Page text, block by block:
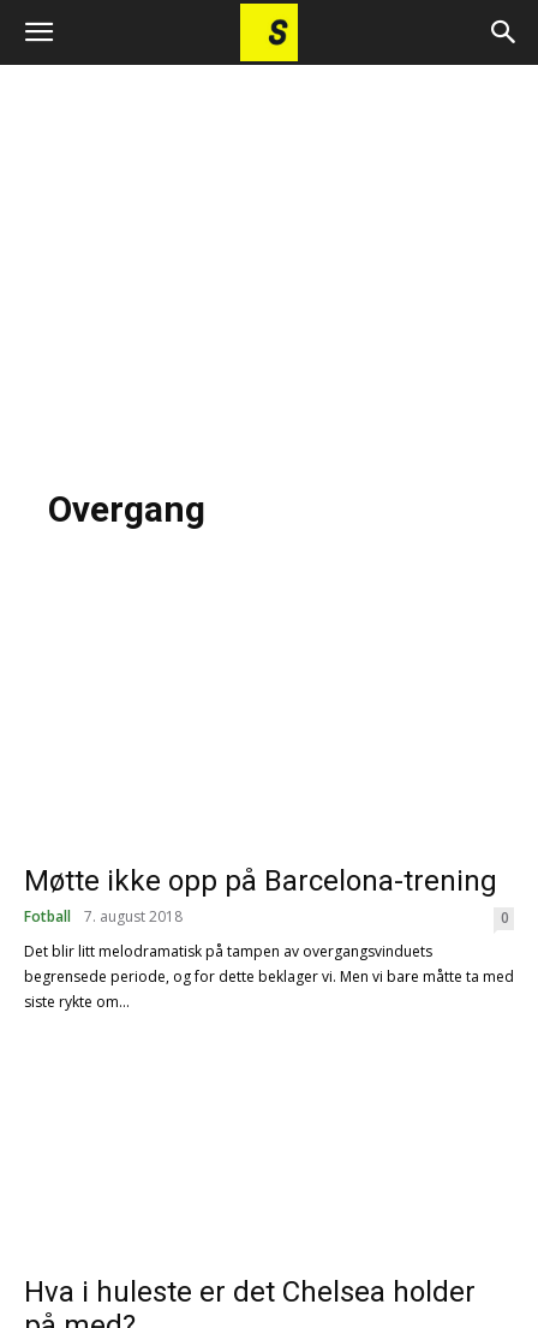
Overgang
Møtte ikke opp på Barcelona-trening
Fotball 7. august 2018
0
Det blir litt melodramatisk på tampen av overgangsvinduets
begrensede periode, og for dette beklager vi. Men vi bare måtte ta med
siste rykte om...
Hva i huleste er det Chelsea holder